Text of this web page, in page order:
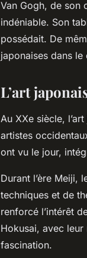
Van Gogh, de son
indéniable. Son
possédait. De
japonaises dans
L’art
Au XXe siècle,
artistes
ont vu le jour,
Durant l’ère Meiji,
techniques et de
renforcé l’intérêt
Hokusai, avec
fascination.